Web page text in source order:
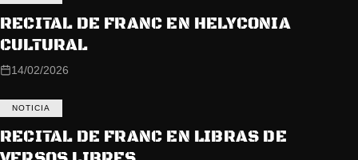
RECITAL DE FRANC EN HELYCONIA
CULTURAL
14/02/2026
NOTICIA
RECITAL DE FRANC EN LIBRAS DE